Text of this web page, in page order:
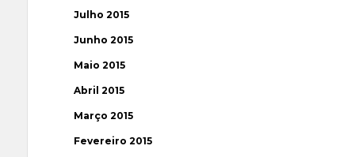
Julho 2015
Junho 2015
Maio 2015
Abril 2015
Março 2015
Fevereiro 2015